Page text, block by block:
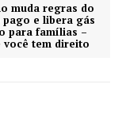
muda regras do
e libera gás
para famílias –
você tem direito